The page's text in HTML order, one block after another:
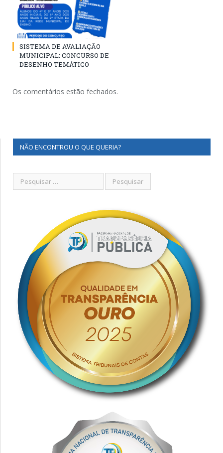
SISTEMA DE AVALIAÇÃO
MUNICIPAL: CONCURSO DE
DESENHO TEMÁTICO
Os comentários estão fechados.
NÃO ENCONTROU O QUE QUERIA?